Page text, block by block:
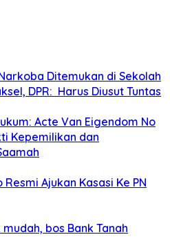
Ditemukan di Sekolah
DPR: Harus Diusut Tuntas
Acte Van Eigendom No
Kepemilikan dan
Ajukan Kasasi Ke PN
bos Bank Tanah